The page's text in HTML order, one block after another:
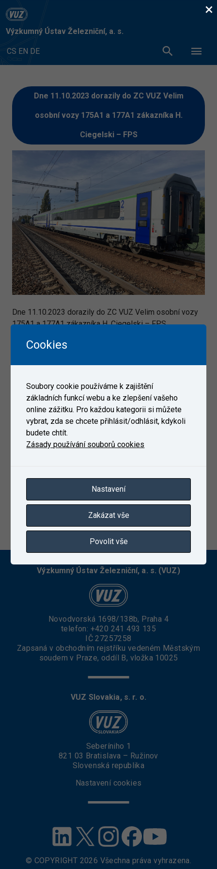
Výzkumný Ústav Železniční, a. s.
CS EN DE
Dne 11.10.2023 dorazily do ZC VUZ Velim
osobní vozy 175A1 a 177A1 zákazníka H.
Ciegelski – FPS
Dne 11.10.2023 dorazily do ZC VUZ Velim osobní vozy
175A1 a 177A1 zákazníka H. Ciegelski – FPS.
11. 10. 2023
Výzkumný Ústav Železniční, a. s. (VUZ)
Novodvorská 1698/138b, Praha 4
telefon: +420 241 493 135
IČ 27257258
Zapsaná v obchodním rejstříku vedeném Městským
soudem v Praze, oddíl B, vložka 10025
© COPYRIGHT 2026 Všechna práva vyhrazena.
VUZ Slovakia, s. r. o.
Seberíniho 1
821 03 Bratislava – Ružinov
Slovenská republika
Nastavení cookies
×
Cookies
Soubory cookie používáme k zajištění
základních funkcí webu a ke zlepšení vašeho
online zážitku. Pro každou kategorii si můžete
vybrat, zda se chcete přihlásit/odhlásit, kdykoli
budete chtít.
Zásady používání souborů cookies
Nastavení
Zakázat vše
Povolit vše